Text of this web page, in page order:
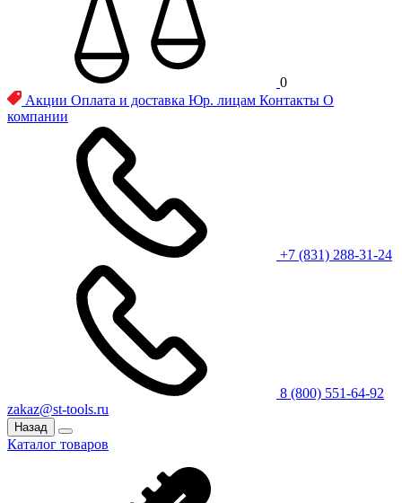
0
Акции Оплата и доставка Юр. лицам Контакты О
компании
+7 (831) 288-31-24
8 (800) 551-64-92
zakaz@st-tools.ru
Назад
Каталог товаров